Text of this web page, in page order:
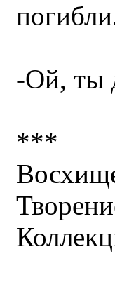
-Ой, ты
***